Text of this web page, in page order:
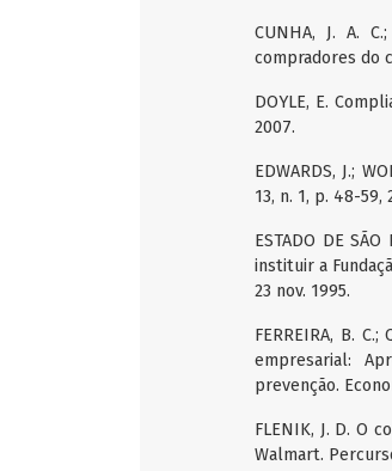
CUNHA, J. A.
compradores do
DOYLE, E.
2007.
EDWARDS, J.;
13, n. 1, p. 48-59,
ESTADO DE
instituir a
23 nov. 1995.
FERREIRA, B.
empresarial:
prevenção.
FLENIK, J. D. O
Walmart.